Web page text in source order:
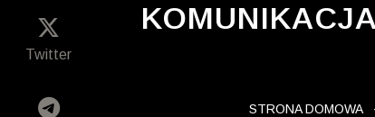
STRONA DOMOWA
Twitter